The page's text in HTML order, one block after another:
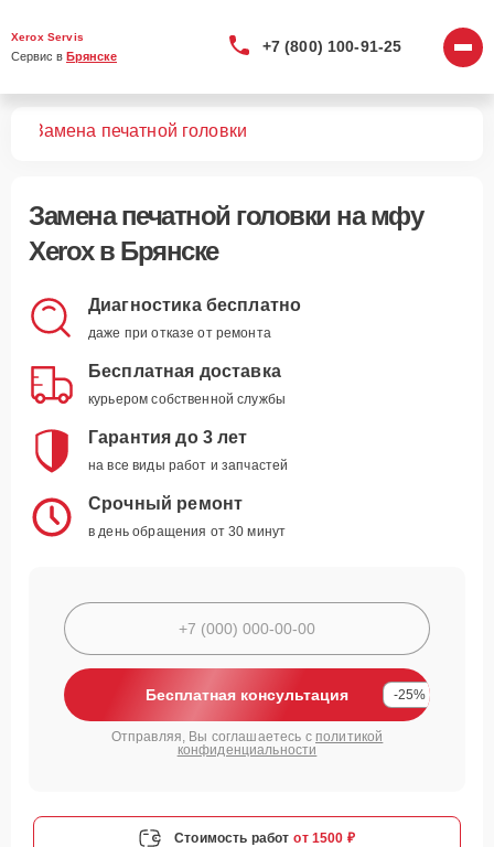
Xerox Servis
Сервис в Брянске
+7 (800) 100-91-25
Замена печатной головки
Замена печатной головки на мфу
Xerox в Брянске
Диагностика бесплатно
даже при отказе от ремонта
Бесплатная доставка
курьером собственной службы
Гарантия до 3 лет
на все виды работ и запчастей
Срочный ремонт
в день обращения от 30 минут
Бесплатная консультация -25%
Отправляя, Вы соглашаетесь с политикой
конфиденциальности
Стоимость работ от 1500 ₽